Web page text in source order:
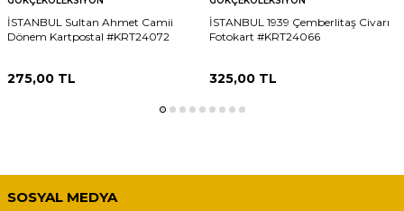
İSTANBUL Sultan Ahmet Camii
Dönem Kartpostal #KRT24072
275,00 TL
İSTANBUL 1939 Çemberlitaş Civarı
Fotokart #KRT24066
325,00TL
SOSYAL MEDYA